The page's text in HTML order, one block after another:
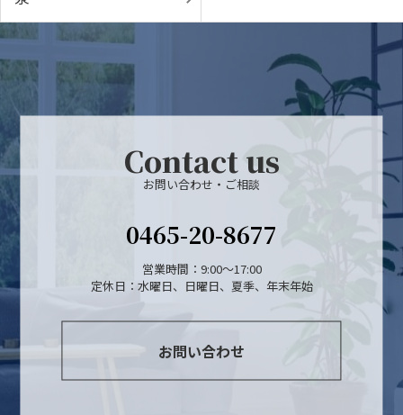
Contact us
お問い合わせ・ご相談
0465-20-8677
営業時間：9:00～17:00
定休日：水曜日、日曜日、夏季、年末年始
お問い合わせ